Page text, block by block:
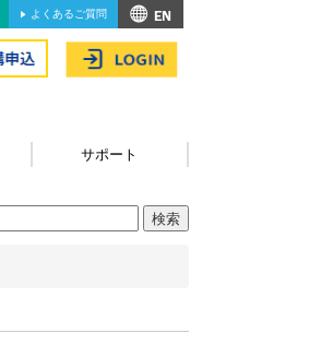
よくあるご質問
サポート